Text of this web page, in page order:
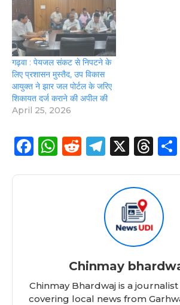
गढ़वा : पेयजल संकट से निपटने के
लिए प्रशासन मुस्तैद, उप विकास
आयुक्त ने झार जल पोर्टल के जरिए
शिकायत दर्ज कराने की अपील की
April 25, 2026
F
k
W
p
R
T
g
ra
m
X
T
a
d
s
Chinmay
Chinmay Bhardwaj is a
covering local news from